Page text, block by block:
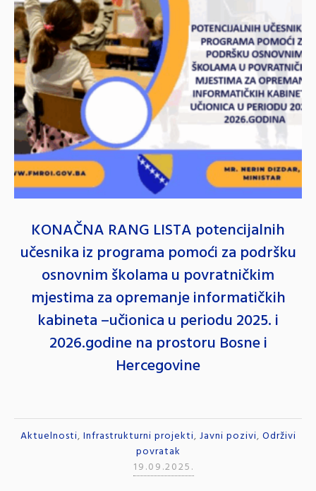
KONAČNA RANG LISTA potencijalnih
učesnika iz programa pomoći za podršku
osnovnim školama u povratničkim
mjestima za opremanje informatičkih
kabineta –učionica u periodu 2025. i
2026.godine na prostoru Bosne i
Hercegovine
Aktuelnosti, Infrastrukturni projekti, Javni pozivi, Održivi
povratak
19.09.2025.